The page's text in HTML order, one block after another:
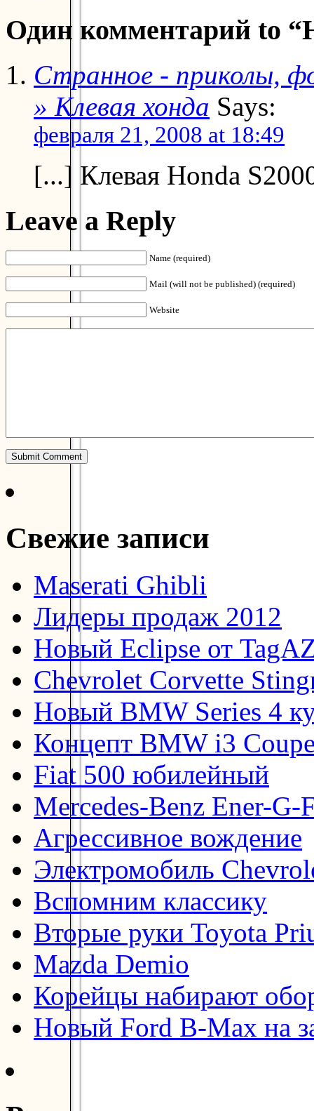
Один комментарий to
Странное - приколы,
» Клевая хонда Says:
февраля 21, 2008 at 18:49
[...] Клевая Honda
Leave a Reply
Name (required)
Mail (will not be published) (required)
Website
Свежие записи
Maserati Ghibli
Лидеры продаж 2012
Новый Eclipse от
Chevrolet Corvette
Новый BMW Series 4
Концепт BMW i3
Fiat 500 юбилейный
Mercedes-Benz Ener-G-
Агрессивное вождение
Электромобиль
Вспомним классику
Вторые руки Toyota
Mazda Demio
Корейцы набирают
Новый Ford B-Max на